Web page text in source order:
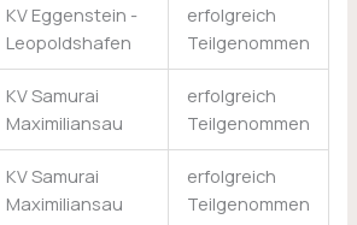
KV Eggenstein -
Leopoldshafen
erfolgreich
Teilgenommen
KV Samurai
Maximiliansau
erfolgreich
Teilgenommen
KV Samurai
Maximiliansau
erfolgreich
Teilgenommen